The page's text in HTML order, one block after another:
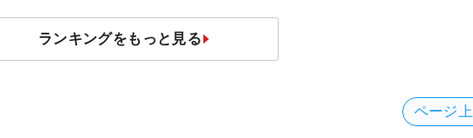
ランキングをもっと見る
ページ